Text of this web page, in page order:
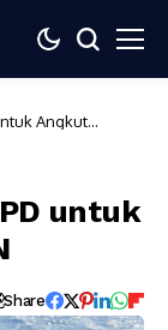
Angkut
untuk
Share